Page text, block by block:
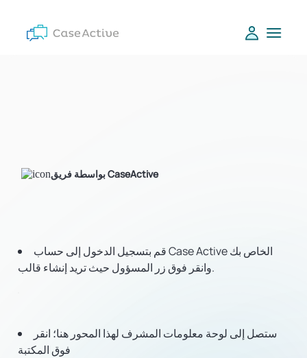
بواسطة فريق CaseActive
قم بتسجيل الدخول إلى حساب Case Active الخاص بك
وانقر فوق زر المسؤول حيث تريد إنشاء قالب.
ستصل إلى لوحة معلومات المشرف لهذا المحور هنا؛ انقر
فوق المكتبة